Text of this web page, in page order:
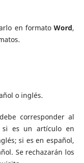
en formatoWord,
o inglés.
corresponder al
si es un artículo en
si es en español,
Se rechazarán los